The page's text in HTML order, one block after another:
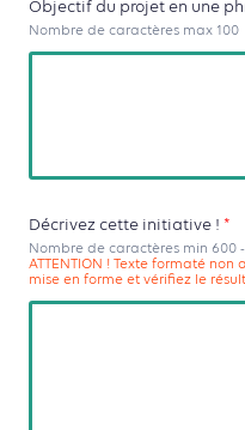
Objectif du projet en une
Nombre de caractères max 100
Décrivez cette initiative ! *
Nombre de caractères min 600
ATTENTION ! Texte formaté
mise en forme et vérifiez le